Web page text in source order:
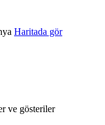
Haritada gör